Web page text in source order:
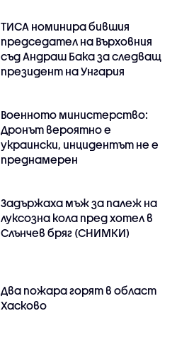
ТИСА номинира бившия
председател на Върховния
съд Андраш Бака за следващ
президент на Унгария
Военното министерство:
Дронът вероятно е
украински, инцидентът не е
преднамерен
Задържаха мъж за палеж на
луксозна кола пред хотел в
Слънчев бряг (СНИМКИ)
Два пожара горят в област
Хасково